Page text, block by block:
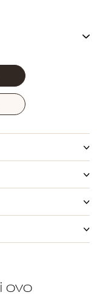
ovo